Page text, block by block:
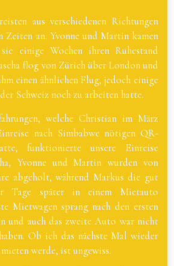
aus verschiedenen Richtungen
Zeiten an. Yvonne und Martin kamen
einige Wochen ihren Ruhestand
flog von Zürich über London und
einen ähnlichen Flug, jedoch einige
Schweiz noch zu arbeiten hatte.
welche Christian im März
nach Simbabwe nötigen QR-
funktionierte unsere Einreise
Yvonne und Martin wurden von
abgeholt, während Markus die gut
Tage später in einem Mietauto
Mietwagen sprang nach den ersten
und auch das zweite Auto war nicht
Ob ich das nächste Mal wieder
werde, ist ungewiss.